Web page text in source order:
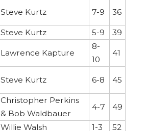
Steve Kurtz 7-9 36
Steve Kurtz 5-9
39
Lawrence Kapture
8-
10
41
Steve Kurtz 6-8 45
Christopher Perkins
& Bob Waldbauer
4-7 49
Willie Walsh 1-3
52